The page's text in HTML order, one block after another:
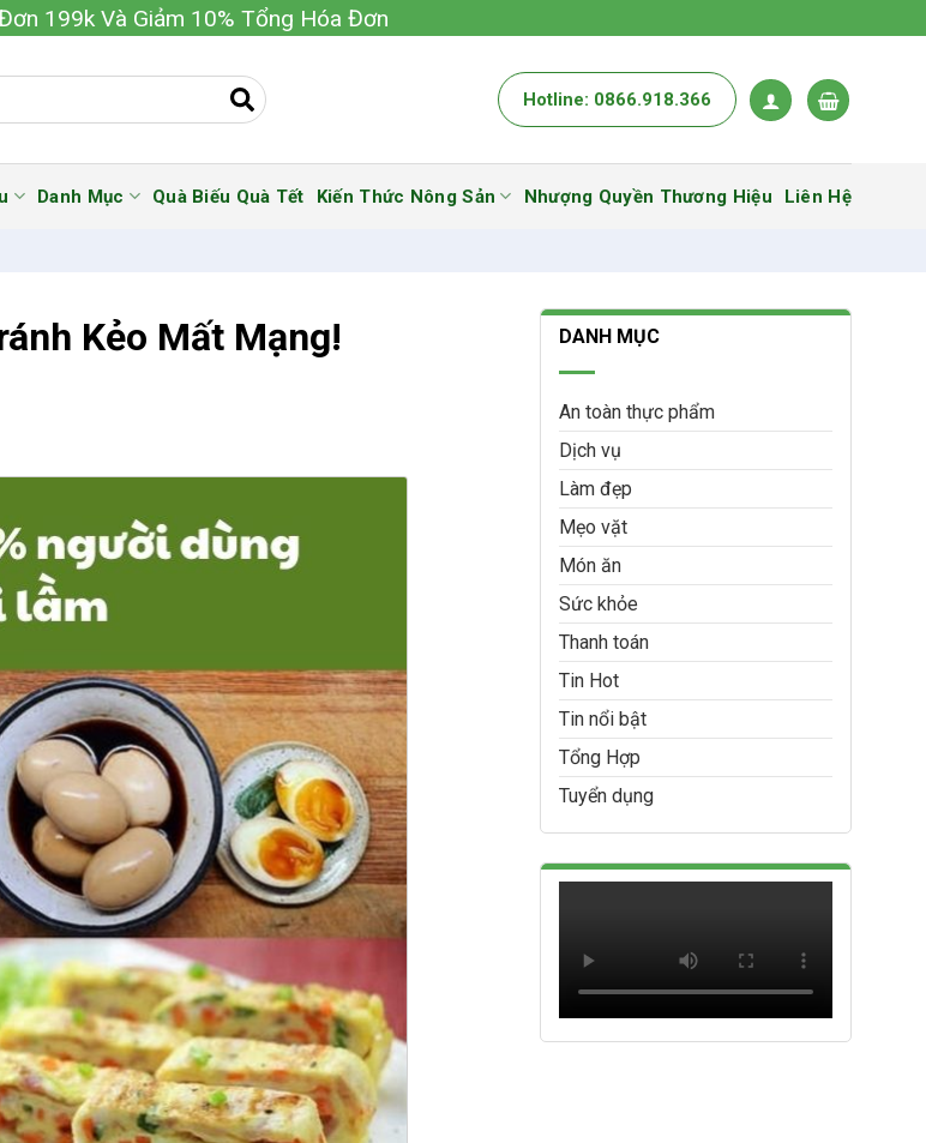
199k Và Giảm 10% Tổng Hóa Đơn
Hotline: 0866.918.366
Danh Mục Quà Biếu Quà Tết Kiến Thức Nông Sản Nhượng Quyền Thương Hiệu Liên Hệ
Kẻo Mất Mạng! DANH MỤC
An toàn thực phẩm
Dịch vụ
Làm đẹp
Mẹo vặt
Món ăn
Sức khỏe
Thanh toán
Tin Hot
Tin nổi bật
Tổng Hợp
Tuyển dụng